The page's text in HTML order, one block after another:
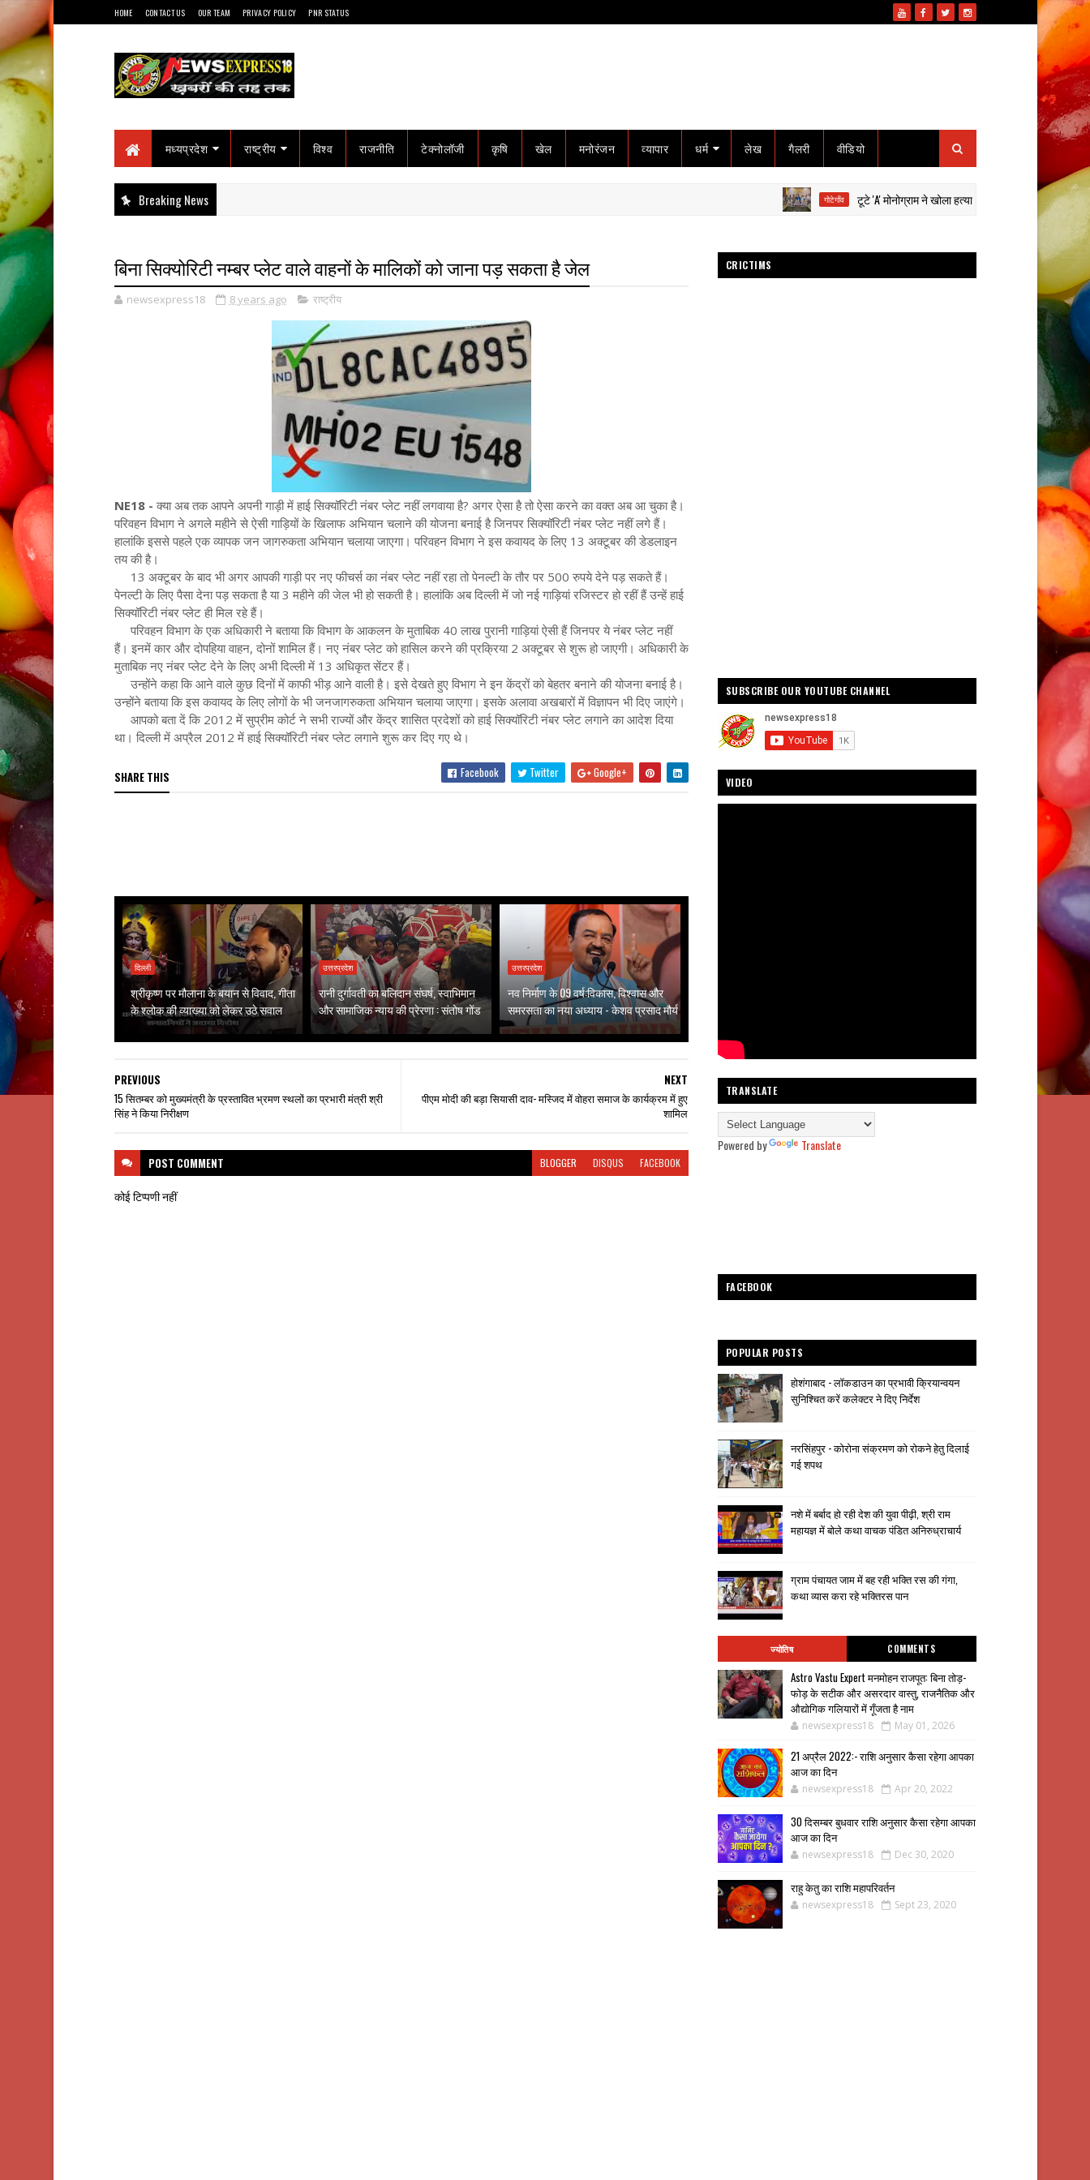
HOME CONTACT US OUR TEAM PRIVACY POLICY PNR STATUS
मध्यप्रदेश राष्ट्रीय विश्व राजनीति टेक्नोलॉजी कृषि खेल मनोरंजन व्यापार धर्म लेख गैलरी वीडियो
Breaking News गोटेगाँव टूटे 'A' मोनोग्राम ने खोला हत्या का राज: हाईवा से कुचलकर सड़क हादसा
बिना सिक्योरिटी नम्बर प्लेट वाले वाहनों के मालिकों को जाना पड़ सकता है जेल
newsexpress18 8 years ago राष्ट्रीय
NE18 - क्या अब तक आपने अपनी गाड़ी में हाई सिक्यॉरिटी नंबर प्लेट नहीं लगवाया है? अगर ऐसा है तो ऐसा करने का वक्त अब आ चुका है।
परिवहन विभाग ने अगले महीने से ऐसी गाड़ियों के खिलाफ अभियान चलाने की योजना बनाई है जिनपर सिक्यॉरिटी नंबर प्लेट नहीं लगे हैं।
हालांकि इससे पहले एक व्यापक जन जागरुकता अभियान चलाया जाएगा। परिवहन विभाग ने इस कवायद के लिए 13 अक्टूबर की डेडलाइन
तय की है।
13 अक्टूबर के बाद भी अगर आपकी गाड़ी पर नए फीचर्स का नंबर प्लेट नहीं रहा तो पेनल्टी के तौर पर 500 रुपये देने पड़ सकते हैं।
पेनल्टी के लिए पैसा देना पड़ सकता है या 3 महीने की जेल भी हो सकती है। हालांकि अब दिल्ली में जो नई गाड़ियां रजिस्टर हो रहीं हैं उन्हें हाई
सिक्यॉरिटी नंबर प्लेट ही मिल रहे हैं।
परिवहन विभाग के एक अधिकारी ने बताया कि विभाग के आकलन के मुताबिक 40 लाख पुरानी गाड़ियां ऐसी हैं जिनपर ये नंबर प्लेट नहीं
हैं। इनमें कार और दोपहिया वाहन, दोनों शामिल हैं। नए नंबर प्लेट को हासिल करने की प्रक्रिया 2 अक्टूबर से शुरू हो जाएगी। अधिकारी के
मुताबिक नए नंबर प्लेट देने के लिए अभी दिल्ली में 13 अधिकृत सेंटर हैं।
उन्होंने कहा कि आने वाले कुछ दिनों में काफी भीड़ आने वाली है। इसे देखते हुए विभाग ने इन केंद्रों को बेहतर बनाने की योजना बनाई है।
उन्होंने बताया कि इस कवायद के लिए लोगों के भी जनजागरुकता अभियान चलाया जाएगा। इसके अलावा अखबारों में विज्ञापन भी दिए जाएंगे।
आपको बता दें कि 2012 में सुप्रीम कोर्ट ने सभी राज्यों और केंद्र शासित प्रदेशों को हाई सिक्यॉरिटी नंबर प्लेट लगाने का आदेश दिया
था। दिल्ली में अप्रैल 2012 में हाई सिक्यॉरिटी नंबर प्लेट लगाने शुरू कर दिए गए थे।
SHARE THIS Facebook Twitter Google+
दिल्ली
श्रीकृष्ण पर मौलाना के बयान से विवाद, गीता
के श्लोक की व्याख्या को लेकर उठे सवाल
उत्तरप्रदेश
रानी दुर्गावती का बलिदान संघर्ष, स्वाभिमान
और सामाजिक न्याय की प्रेरणा : संतोष गोंड
उत्तरप्रदेश
नव निर्माण के 09 वर्ष:विकास, विश्वास और
समरसता का नया अध्याय - केशव प्रसाद मौर्य
NEXT
पीएम मोदी की बड़ा सियासी दाव- मस्जिद में वोहरा समाज के कार्यक्रम में हुए
शामिल
PREVIOUS
15 सितम्बर को मुख्यमंत्री के प्रस्तावित भ्रमण स्थलों का प्रभारी मंत्री श्री
सिंह ने किया निरीक्षण
POST COMMENT BLOGGER DISQUS FACEBOOK
कोई टिप्पणी नहीं
CRICTIMS
SUBSCRIBE OUR YOUTUBE CHANNEL
VIDEO
TRANSLATE
Powered by Translate
FACEBOOK
POPULAR POSTS
होशंगाबाद - लॉकडाउन का प्रभावी क्रियान्वयन
सुनिश्चित करें कलेक्टर ने दिए निर्देश
नरसिंहपुर - कोरोना संक्रमण को रोकने हेतु दिलाई
गई शपथ
नशे में बर्बाद हो रही देश की युवा पीढ़ी, श्री राम
महायज्ञ में बोले कथा वाचक पंडित अनिरुध्राचार्य
ग्राम पंचायत जाम में बह रही भक्ति रस की गंगा,
कथा व्यास करा रहे भक्तिरस पान
ज्योतिष COMMENTS
Astro Vastu Expert मनमोहन राजपूत: बिना तोड़-
फोड़ के सटीक और असरदार वास्तु, राजनैतिक और
औद्योगिक गलियारों में गूँजता है नाम
newsexpress18 May 01, 2026
21 अप्रैल 2022:- राशि अनुसार कैसा रहेगा आपका
आज का दिन
newsexpress18 Apr 20, 2022
30 दिसम्बर बुधवार राशि अनुसार कैसा रहेगा आपका
आज का दिन
newsexpress18 Dec 30, 2020
राहु केतु का राशि महापरिवर्तन
newsexpress18 Sept 23, 2020